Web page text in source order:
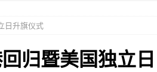
日升旗仪式
归暨美国独立日